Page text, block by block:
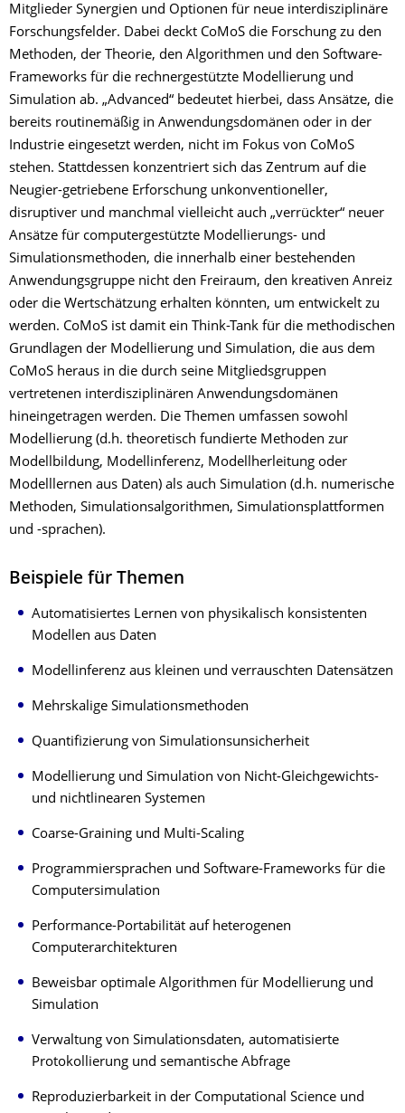
Mitglieder Synergien und Optionen für neue interdisziplinäre
Forschungsfelder. Dabei deckt CoMoS die Forschung zu den
Methoden, der Theorie, den Algorithmen und den Software-
Frameworks für die rechnergestützte Modellierung und
Simulation ab. „Advanced“ bedeutet hierbei, dass Ansätze, die
bereits routinemäßig in Anwendungs­domänen oder in der
Industrie eingesetzt werden, nicht im Fokus von CoMoS
stehen. Stattdessen konzentriert sich das Zentrum auf die
Neugier-getriebene Erforschung unkonventioneller,
disruptiver und manchmal vielleicht auch „verrückter“ neuer
Ansätze für computer­gestützte Modellierungs- und
Simulations­methoden, die innerhalb einer bestehenden
Anwendungsgruppe nicht den Freiraum, den kreativen Anreiz
oder die Wertschätzung erhalten könnten, um entwickelt zu
werden. CoMoS ist damit ein Think-Tank für die methodischen
Grundlagen der Modellierung und Simulation, die aus dem
CoMoS heraus in die durch seine Mitgliedsgruppen
vertretenen interdisziplinären Anwendungsdomänen
hineingetragen werden. Die Themen umfassen sowohl
Modellierung (d.h. theoretisch fundierte Methoden zur
Modellbildung, Modellinferenz, Modellherleitung oder
Modelllernen aus Daten) als auch Simulation (d.h. numerische
Methoden, Simulationsalgorithmen, Simulationsplattformen
und -sprachen).
Beispiele für Themen
Automatisiertes Lernen von physikalisch konsistenten
Modellen aus Daten
Modellinferenz aus kleinen und verrauschten Datensätzen
Mehrskalige Simulationsmethoden
Quantifizierung von Simulationsunsicherheit
Modellierung und Simulation von Nicht-Gleichgewichts-
und nichtlinearen Systemen
Coarse-Graining und Multi-Scaling
Programmiersprachen und Software-Frameworks für die
Computersimulation
Performance-Portabilität auf heterogenen
Computerarchitekturen
Beweisbar optimale Algorithmen für Modellierung und
Simulation
Verwaltung von Simulationsdaten, automatisierte
Protokollierung und semantische Abfrage
Reproduzierbarkeit in der Computational Science und